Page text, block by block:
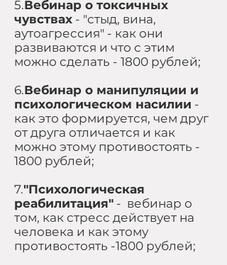
5.Вебинар о токсичных
чувствах - "стыд, вина,
аутоагрессия" - как они
развиваются и что с этим
можно сделать - 1800 рублей;
6.Вебинар о манипуляции и
психологическом насилии -
как это формируется, чем друг
от друга отличается и как
можно этому противостоять -
1800 рублей;
7."Психологическая
реабилитация" - вебинар о
том, как стресс действует на
человека и как этому
противостоять -1800 рублей;